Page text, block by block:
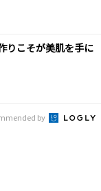
りこそが美肌を手に
by